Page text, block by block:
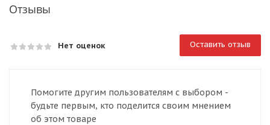
Отзывы
Нет оценок Оставить отзыв
Помогите другим пользователям с выбором -
будьте первым, кто поделится своим мнением
об этом товаре